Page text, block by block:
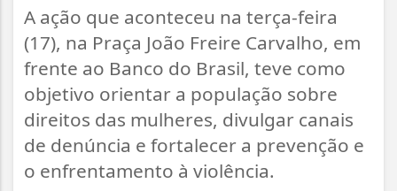
A ação que aconteceu na terça-feira
(17), na Praça João Freire Carvalho, em
frente ao Banco do Brasil, teve como
objetivo orientar a população sobre
direitos das mulheres, divulgar canais
de denúncia e fortalecer a prevenção e
o enfrentamento à violência.